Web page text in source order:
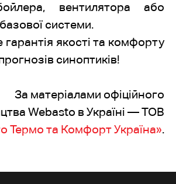
вентилятора або
системи.
якості та комфорту
синоптиків!
За матеріалами офіційного
Webasto в Україні — ТОВ
Термо та Комфорт Україна».